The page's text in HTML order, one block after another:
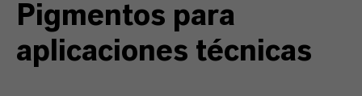
Pigmentos para
aplicaciones técnicas